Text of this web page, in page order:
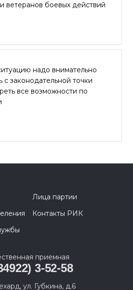
ветеранов боевых действий
надо внимательно
с законодательной точки
все возможности по
Лица партии
Контакты РИК
приемная
3-52-58
ул. Губкина, д.6